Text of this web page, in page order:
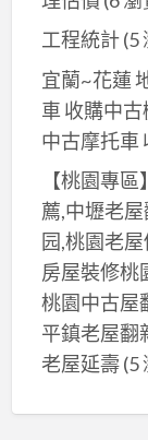
工程統計(5
宜蘭~花蓮
車 收購中
中古摩托車
【桃園專區】
薦,中壢老
园,桃園老
房屋裝修桃
桃園中古屋
平鎮老屋翻
老屋延壽(5